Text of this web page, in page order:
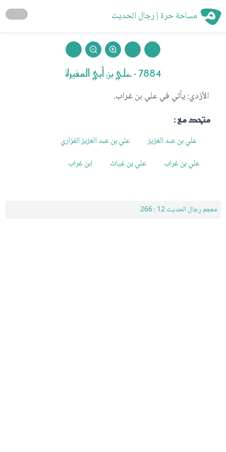
مساحة حرة | رجال الحديث
7884 - علي بن أبي المغيرة
الأزدي: يأتي في علي بن غراب.
متحد مع :
علي بن عبد العزيز
علي بن عبد العزيز الفزاري
علي بن غراب
علي بن غياث ابن غراب
معجم رجال الحديث 12 : 266